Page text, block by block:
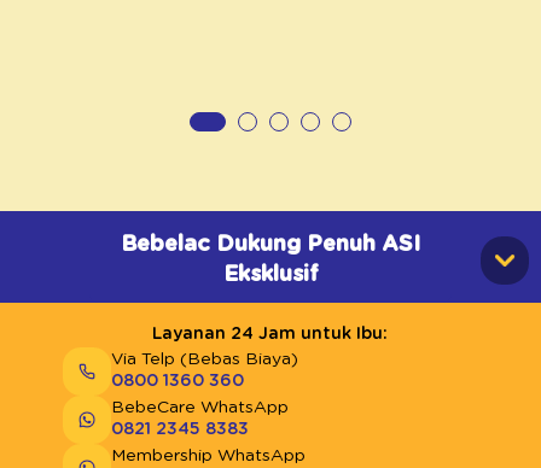
Bebelac Dukung Penuh ASI
Eksklusif
Layanan 24 Jam untuk Ibu:
Via Telp (Bebas Biaya)
0800 1360 360
BebeCare WhatsApp
0821 2345 8383
Membership WhatsApp